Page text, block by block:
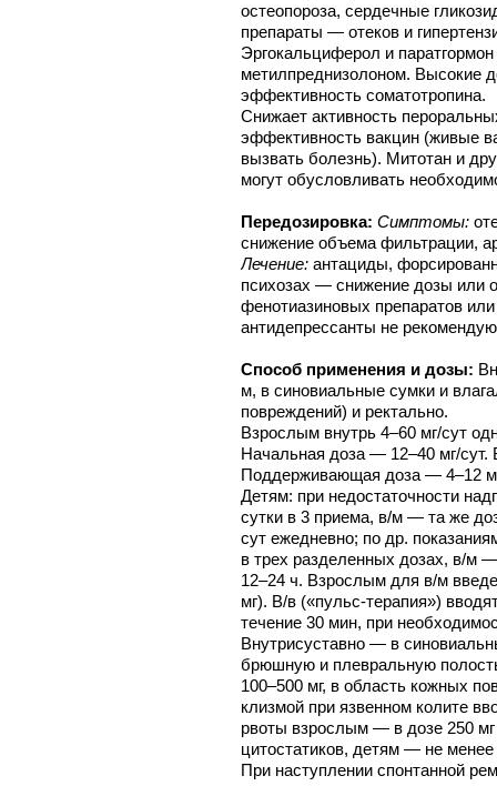
остеопороза, сердечные
препараты — отеков и
Эргокальциферол и
метилпреднизолоном. Высокие
эффективность соматотропина.
Снижает активность
эффективность вакцин (живые
вызвать болезнь). Митотан и
могут обусловливать
Передозировка: Симптомы:
снижение объема фильтрации,
Лечение: антациды,
психозах — снижение дозы или
фенотиазиновых препаратов
антидепрессанты не
Способ применения и дозы:
м, в синовиальные сумки и
повреждений) и ректально.
Взрослым внутрь 4–60 мг/сут
Начальная доза — 12–40 мг/
Поддерживающая доза — 4–12
Детям: при недостаточности
сутки в 3 приема, в/м — та же
сут ежедневно; по др.
в трех разделенных дозах, в/м
12–24 ч. Взрослым для в/м
мг). В/в («пульс-терапия»)
течение 30 мин, при
Внутрисуставно — в
брюшную и плевральную
100–500 мг, в область кожных
клизмой при язвенном колите
рвоты взрослым — в дозе 250
цитостатиков, детям — не менее
При наступлении спонтанной